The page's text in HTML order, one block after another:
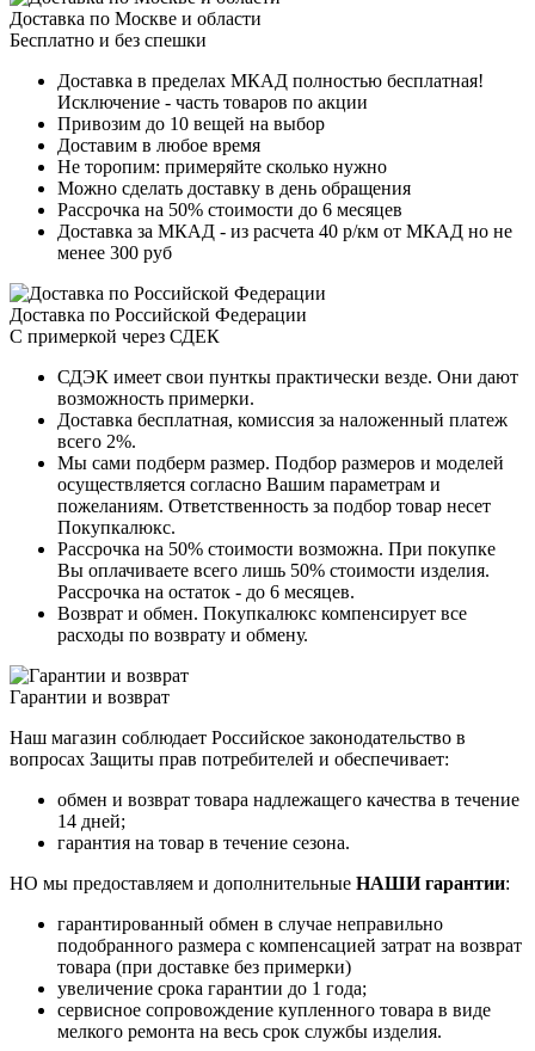
Доставка по Москве и области
Бесплатно и без спешки
Доставка в пределах МКАД полностью бесплатная!
Исключение - часть товаров по акции
Привозим до 10 вещей на выбор
Доставим в любое время
Не торопим: примеряйте сколько нужно
Можно сделать доставку в день обращения
Рассрочка на 50% стоимости до 6 месяцев
Доставка за МКАД - из расчета 40 р/км от МКАД но не
менее 300 руб
Доставка по Российской Федерации
С примеркой через СДЕК
СДЭК имеет свои пунткы практически везде. Они дают
возможность примерки.
Доставка бесплатная, комиссия за наложенный платеж
всего 2%.
Мы сами подберм размер. Подбор размеров и моделей
осуществляется согласно Вашим параметрам и
пожеланиям. Ответственность за подбор товар несет
Покупкалюкс.
Рассрочка на 50% стоимости возможна. При покупке
Вы оплачиваете всего лишь 50% стоимости изделия.
Рассрочка на остаток - до 6 месяцев.
Возврат и обмен. Покупкалюкс компенсирует все
расходы по возврату и обмену.
Гарантии и возврат
Наш магазин соблюдает Российское законодательство в
вопросах Защиты прав потребителей и обеспечивает:
обмен и возврат товара надлежащего качества в течение
14 дней;
гарантия на товар в течение сезона.
НО мы предоставляем и дополнительные НАШИ гарантии:
гарантированный обмен в случае неправильно
подобранного размера с компенсацией затрат на возврат
товара (при доставке без примерки)
увеличение срока гарантии до 1 года;
сервисное сопровождение купленного товара в виде
мелкого ремонта на весь срок службы изделия.